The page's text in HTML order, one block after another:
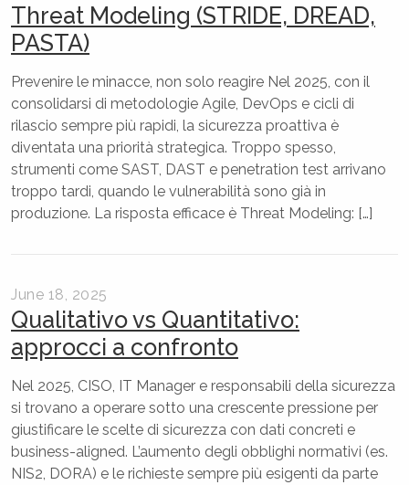
Threat Modeling (STRIDE, DREAD,
PASTA)
Prevenire le minacce, non solo reagire Nel 2025, con il
consolidarsi di metodologie Agile, DevOps e cicli di
rilascio sempre più rapidi, la sicurezza proattiva è
diventata una priorità strategica. Troppo spesso,
strumenti come SAST, DAST e penetration test arrivano
troppo tardi, quando le vulnerabilità sono già in
produzione. La risposta efficace è Threat Modeling: […]
June 18, 2025
Qualitativo vs Quantitativo:
approcci a confronto
Nel 2025, CISO, IT Manager e responsabili della sicurezza
si trovano a operare sotto una crescente pressione per
giustificare le scelte di sicurezza con dati concreti e
business-aligned. L’aumento degli obblighi normativi (es.
NIS2, DORA) e le richieste sempre più esigenti da parte